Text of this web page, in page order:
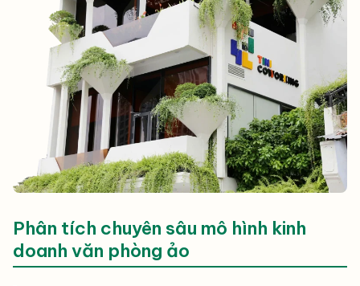
Phân tích chuyên sâu mô hình kinh
doanh văn phòng ảo